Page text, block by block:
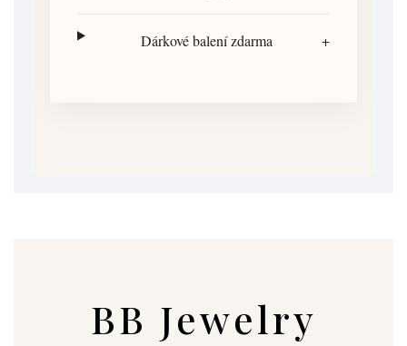
Dárkové balení zdarma +
BB Jewelry